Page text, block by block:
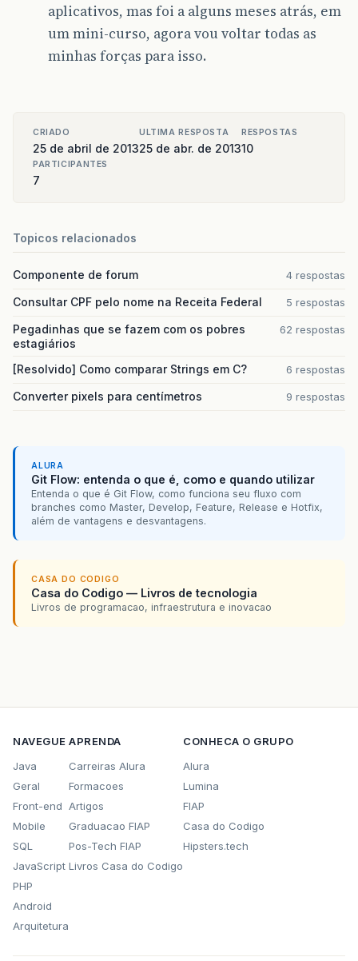
aplicativos, mas foi a alguns meses atrás, em
um mini-curso, agora vou voltar todas as
minhas forças para isso.
CRIADO
25 de abril de 2013
ULTIMA RESPOSTA
25 de abr. de 2013
RESPOSTAS
10
PARTICIPANTES
7
Topicos relacionados
Componente de forum 4 respostas
Consultar CPF pelo nome na Receita Federal 5 respostas
Pegadinhas que se fazem com os pobres
estagiários
62 respostas
[Resolvido] Como comparar Strings em C? 6 respostas
Converter pixels para centímetros 9 respostas
ALURA
Git Flow: entenda o que é, como e quando utilizar
Entenda o que é Git Flow, como funciona seu fluxo com
branches como Master, Develop, Feature, Release e Hotfix,
além de vantagens e desvantagens.
CASA DO CODIGO
Casa do Codigo — Livros de tecnologia
Livros de programacao, infraestrutura e inovacao
NAVEGUE
Java
Geral
Front-end
Mobile
SQL
JavaScript
PHP
Android
Arquitetura
APRENDA
Carreiras Alura
Formacoes
Artigos
Graduacao FIAP
Pos-Tech FIAP
Livros Casa do Codigo
CONHECA O GRUPO
Alura
Lumina
FIAP
Casa do Codigo
Hipsters.tech